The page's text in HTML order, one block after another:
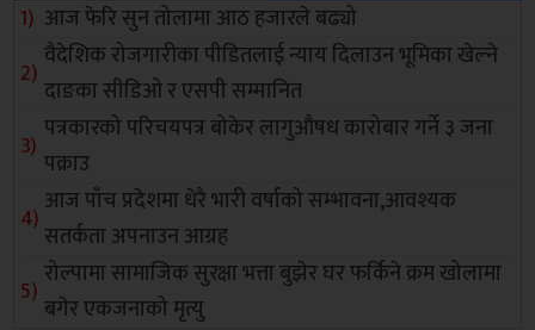
आज फेरि सुन तोलामा आठ हजारले बढ्यो
वैदेशिक रोजगारीका पीडितलाई न्याय दिलाउन भूमिका खेल्ने
दाङका सीडिओ र एसपी सम्मानित
पत्रकारको परिचयपत्र बोकेर लागुऔषध कारोबार गर्ने ३ जना
पक्राउ
आज पाँच प्रदेशमा धेरै भारी वर्षाको सम्भावना,आवश्यक
सतर्कता अपनाउन आग्रह
रोल्पामा सामाजिक सुरक्षा भत्ता बुझेर घर फर्किने क्रम खोलामा
बगेर एकजनाको मृत्यु